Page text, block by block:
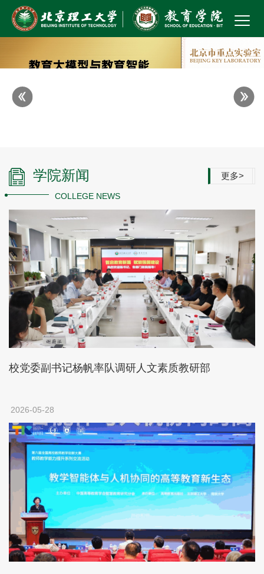
Previous Next
更多>
学院新闻
COLLEGE NEWS
校党委副书记杨帆率队调研人文素质教研部
2026-05-28